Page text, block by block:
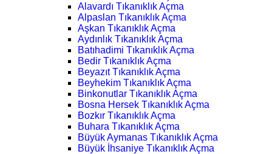
Alavardı Tıkanıklık Açma
Alpaslan Tıkanıklık Açma
Aşkan Tıkanıklık Açma
Aydınlık Tıkanıklık Açma
Batıhadimi Tıkanıklık Açma
Bedir Tıkanıklık Açma
Beyazıt Tıkanıklık Açma
Beyhekim Tıkanıklık Açma
Binkonutlar Tıkanıklık Açma
Bosna Hersek Tıkanıklık Açma
Bozkır Tıkanıklık Açma
Buhara Tıkanıklık Açma
Büyük Aymanas Tıkanıklık Açma
Büyük İhsaniye Tıkanıklık Açma